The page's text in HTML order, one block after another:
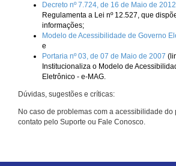
Decreto nº 7.724, de 16 de Maio de 2012
Regulamenta a Lei nº 12.527, que
informações;
Modelo de Acessibilidade de Governo
e
Portaria nº 03, de 07 de Maio de 2007
Institucionaliza o Modelo de
Eletrônico - e-MAG.
Dúvidas, sugestões e críticas:
No caso de problemas com a acessibilidade do
contato pelo Suporte ou Fale Conosco.